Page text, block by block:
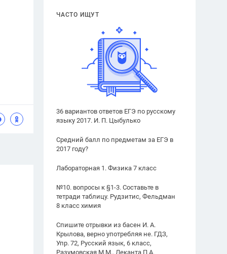
ЧАСТО ИЩУТ
36 вариантов ответов ЕГЭ по русскому
языку 2017. И. П. Цыбулько
Средний балл по предметам за ЕГЭ в
2017 году?
Лабораторная 1. Физика 7 класс
№10. вопросы к §1-3. Составьте в
тетради таблицу. Рудзитис, Фельдман
8 класс химия
Спишите отрывки из басен И. А.
Крылова, верно употребляя не. ГДЗ,
Упр. 72, Русский язык, 6 класс,
Разумовская М.М., Леканта П.А.